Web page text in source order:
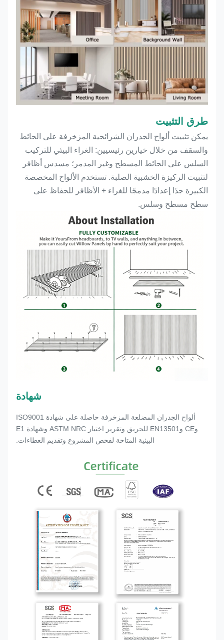
طرق التثبيت
يمكن تثبيت ألواح الجدران الشرائحية المزخرفة على الحائط
والسقف من خلال خيارين رئيسيين: الغراء البيئي للتركيب
السلس على الحائط المسطح وغير المدمر؛ مسدس أظافر
لتثبيت الركيزة الخشبية الصلبة. تستخدم الألواح المخصصة
الكبيرة جدًا إعدادًا مدمجًا للغراء + الأظافر للحفاظ على
سطح مسطح وسلس.
شهادة
ألواح الجدران المضلعة المزخرفة حاصلة على شهادة ISO9001
وCE وEN13501 للحريق وتقرير اختبار ASTM NRC وشهادة E1
البيئية المتاحة لفحص المشروع وتقديم العطاءات.